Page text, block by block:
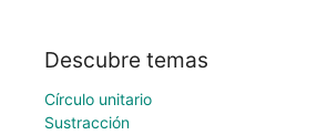
Descubre temas
Círculo unitario
Sustracción